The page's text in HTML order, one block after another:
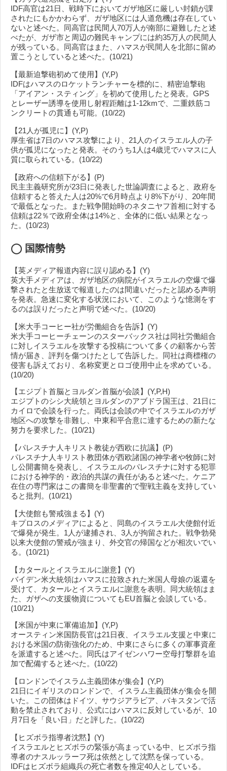
IDF高官は21日、戦時下においてガザ地区に厳しい封鎖が課
されたにもかかわらず、ガザ地区には人道危機は存在してい
ないと述べた。同高官は民間人70万人が南部に避難したと述
べたが、ガザ市と周辺の難民キャンプには約35万人の民間人
が残っている。同高官はまた、ハマスが民間人を北部に留め
置こうとしていると述べた。(10/21)
【最新迫撃砲初めて使用】(Y,P)
IDFはハマスのロケットランチャーを標的に、精密迫撃砲
「アイアン・スティング」を初めて使用したと発表。GPS
とレーザー誘導を使用し射程距離は1-12kmで、二重鉄筋コ
ンクリートの貫通も可能。(10/22)
【21人が孤児に】(Y,P)
厚生省は7日のハマス攻撃により、21人のイスラエル人の子
供が孤児になったと発表。そのうち1人は4歳児でハマスに人
質に取られている。(10/22)
【政府への信頼下がる】(P)
民主主義研究所が23日に発表した世論調査によると、政府を
信頼すると答えた人は20%で6月時点より8%下がり、20年間
で最低となった。また戦争開始時のネタニヤフ首相に対する
信頼は22％で政府全体は14%と、全体的に低い結果となっ
た。(10/23)
◯ 国際情勢
【英メディア報道内容に誤り認める】(Y)
英大手メディアは、ガザ地区の病院がイスラエルの空爆で爆
撃されたと生放送で報道したのは間違いだったと認める声明
を発表。急速に変化する状況において、このような憶測をす
るのは誤りだったと声明で述べた。(10/20)
【米大手コーヒー社が労働組合を告訴】(Y)
米大手コーヒーチェーンのスターバックス社は同社労働組合
に対しイスラエルを攻撃する投稿について多くの顧客から苦
情が届き、評判を傷つけたとして告訴した。同社は商標権の
侵害も訴えており、名称変更とロゴ使用中止を求めている。
(10/20)
【エジプト首脳とヨルダン首脳が会談】(Y,P,H)
エジプトのシシ大統領とヨルダンのアブドラ国王は、21日に
カイロで会談を行った。両氏は会談の中でイスラエルのガザ
地区への攻撃を非難し、中東和平合意に達するための新たな
努力を要求した。(10/21)
【パレスチナ人キリスト教徒が西欧に抗議】(P)
パレスチナ人キリスト教団体が西欧諸国の神学者や牧師に対
し公開書簡を発表し、イスラエルのパレスチナに対する犯罪
における神学的・政治的共謀の責任があると述べた。ケニア
在住の専門家はこの書簡を非聖書的で聖戦主義を支持してい
ると批判。(10/21)
【大使館も警戒強まる】(Y)
キプロスのメディアによると、同島のイスラエル大使館付近
で爆発が発生。1人が逮捕され、3人が拘留された。戦争勃発
以来大使館の警戒が強まり、外交官の帰国などが相次いでい
る。(10/21)
【カタールとイスラエルに謝意】(Y)
バイデン米大統領はハマスに拉致された米国人母娘の返還を
受けて、カタールとイスラエルに謝意を表明。同大統領はま
た、ガザへの支援物資についてもEU首脳と会談している。
(10/21)
【米国が中東に軍備追加】(Y,P)
オースティン米国防長官は21日夜、イスラエル支援と中東に
おける米国の防衛強化のため、中東にさらに多くの軍事資産
を派遣すると述べた。同氏はアイゼンハワー空母打撃群を追
加で配備すると述べた。(10/22)
【ロンドンでイスラム主義団体が集会】(Y,P)
21日にイギリスのロンドンで、イスラム主義団体が集会を開
いた。この団体はドイツ、サウジアラビア、パキスタンで活
動を禁止されており、公式にはハマスに反対しているが、10
月7日を「良い日」だと評した。(10/22)
【ヒズボラ指導者沈黙】(Y)
イスラエルとヒズボラの緊張が高まっている中、ヒズボラ指
導者のナスルッラーフ死は依然として沈黙を保っている。
IDFはヒズボラ組織兵の死亡者数を推定40人としている。